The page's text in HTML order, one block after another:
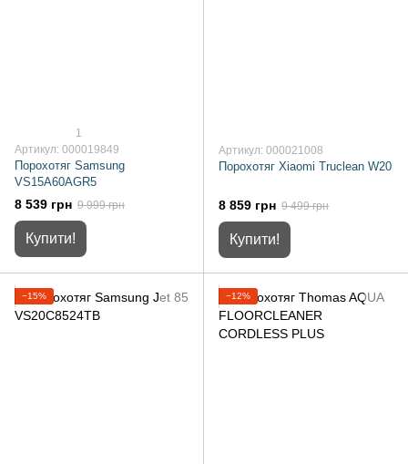
1
Артикул: 000019849
Порохотяг Samsung
VS15A60AGR5
8 539 грн 9 999 грн
Купити!
Артикул: 000021008
Порохотяг Xiaomi Truclean W20
8 859 грн 9 499 грн
Купити!
−15% −12%